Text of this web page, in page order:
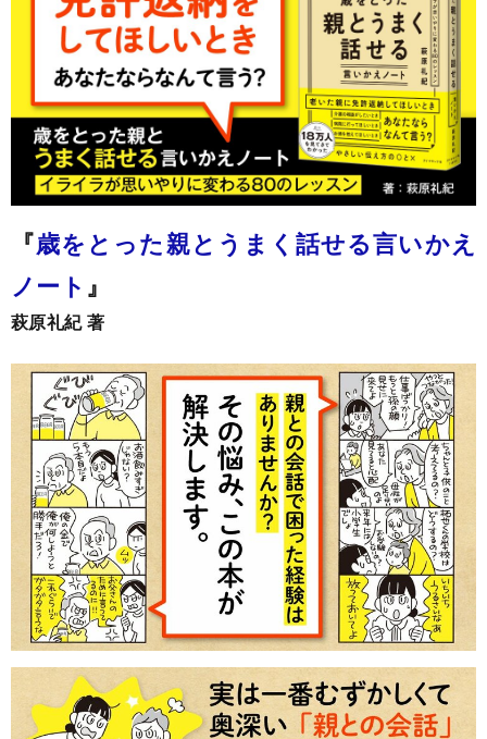
『歳をとった親とうまく話せる言いかえ
ノート 』
萩原礼紀 著